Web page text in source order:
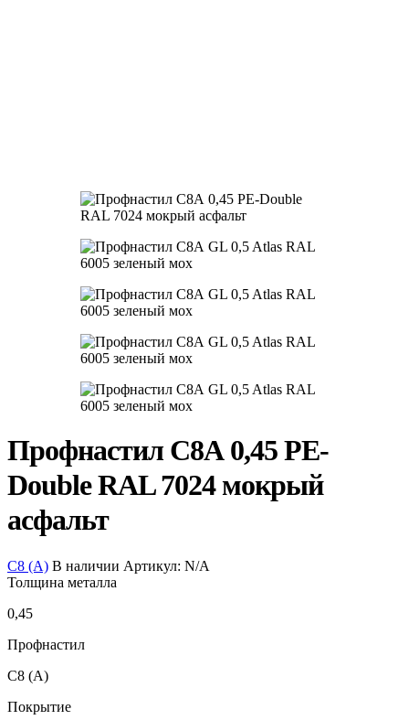
Профнастил С8А 0,45 PE-
Double RAL 7024 мокрый
асфальт
С8 (А) В наличии Артикул: N/A
Толщина металла
0,45
Профнастил
С8 (А)
Покрытие